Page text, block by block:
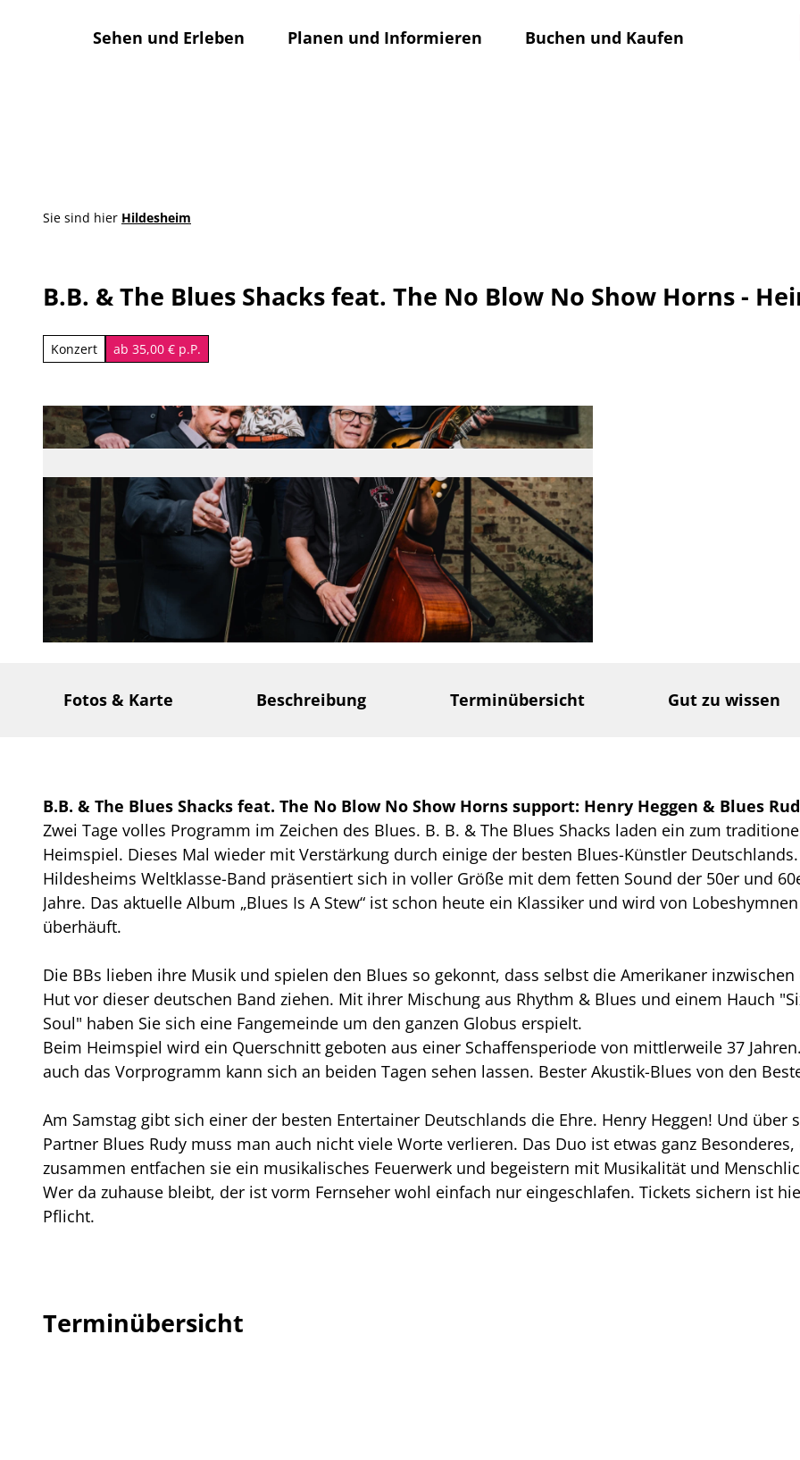
Sehen und Erleben Planen und Informieren Buchen und Kaufen
Sie sind hier Hildesheim
B.B. & The Blues Shacks feat. The No Blow No Show Horns -
Konzert ab 35,00 € p.P.
Fotos & Karte Beschreibung Terminübersicht Gut zu wissen
B.B. & The Blues Shacks feat. The No Blow No Show Horns support: Henry Heggen & Blues
Zwei Tage volles Programm im Zeichen des Blues. B. B. & The Blues Shacks laden ein zum
Heimspiel. Dieses Mal wieder mit Verstärkung durch einige der besten Blues-Künstler Deutschlands.
Hildesheims Weltklasse-Band präsentiert sich in voller Größe mit dem fetten Sound der 50er und
Jahre. Das aktuelle Album „Blues Is A Stew“ ist schon heute ein Klassiker und wird von Lobeshymnen
überhäuft.
Die BBs lieben ihre Musik und spielen den Blues so gekonnt, dass selbst die Amerikaner inzwischen
Hut vor dieser deutschen Band ziehen. Mit ihrer Mischung aus Rhythm & Blues und einem Hauch
Soul" haben Sie sich eine Fangemeinde um den ganzen Globus erspielt.
Beim Heimspiel wird ein Querschnitt geboten aus einer Schaffensperiode von mittlerweile 37
auch das Vorprogramm kann sich an beiden Tagen sehen lassen. Bester Akustik-Blues von den
Am Samstag gibt sich einer der besten Entertainer Deutschlands die Ehre. Henry Heggen! Und über
Partner Blues Rudy muss man auch nicht viele Worte verlieren. Das Duo ist etwas ganz Besonderes,
zusammen entfachen sie ein musikalisches Feuerwerk und begeistern mit Musikalität und
Wer da zuhause bleibt, der ist vorm Fernseher wohl einfach nur eingeschlafen. Tickets sichern ist
Pflicht.
Terminübersicht